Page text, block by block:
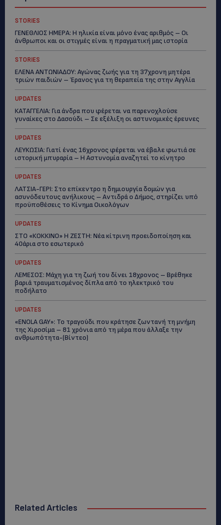
STORIES
ΓΕΝΕΘΛΙΟΣ ΗΜΕΡΑ: Η ηλικία είναι μόνο ένας αριθμός – Οι
άνθρωποι και οι στιγμές είναι η πραγματική μας ιστορία
STORIES
ΕΛΕΝΑ ΑΝΤΩΝΙΑΔΟΥ: Αγώνας ζωής για τη 37χρονη μητέρα
τριών παιδιών – Έρανος για τη θεραπεία της στην Αγγλία
UPDATES
ΚΑΤΑΓΓΕΛΙΑ: Για άνδρα που φέρεται να παρενοχλούσε
γυναίκες στο Δασούδι – Σε εξέλιξη οι αστυνομικές έρευνες
UPDATES
ΛΕΥΚΩΣΙΑ: Γιατί ένας 16χρονος φέρεται να έβαλε φωτιά σε
ιστορική μπυραρία – Η Αστυνομία αναζητεί το κίνητρο
UPDATES
ΛΑΤΣΙΑ-ΓΕΡΙ: Στο επίκεντρο η δημιουργία δομών για
ασυνόδευτους ανήλικους – Αντιδρά ο Δήμος, στηρίζει υπό
προϋποθέσεις το Κίνημα Οικολόγων
UPDATES
ΣΤΟ «ΚΟΚΚΙΝΟ» Η ΖΕΣΤΗ: Νέα κίτρινη προειδοποίηση και
40άρια στο εσωτερικό
UPDATES
ΛΕΜΕΣΟΣ: Μάχη για τη ζωή του δίνει 18χρονος – Βρέθηκε
βαριά τραυματισμένος δίπλα από το ηλεκτρικό του
ποδήλατο
UPDATES
«ENOLA GAY»: Το τραγούδι που κράτησε ζωντανή τη μνήμη
της Χιροσίμα – 81 χρόνια από τη μέρα που άλλαξε την
ανθρωπότητα-(Bίντεο)
Related Articles